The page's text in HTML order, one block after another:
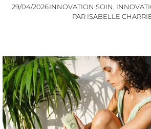
29/04/2026INNOVATION SOIN
PAR ISABELLE